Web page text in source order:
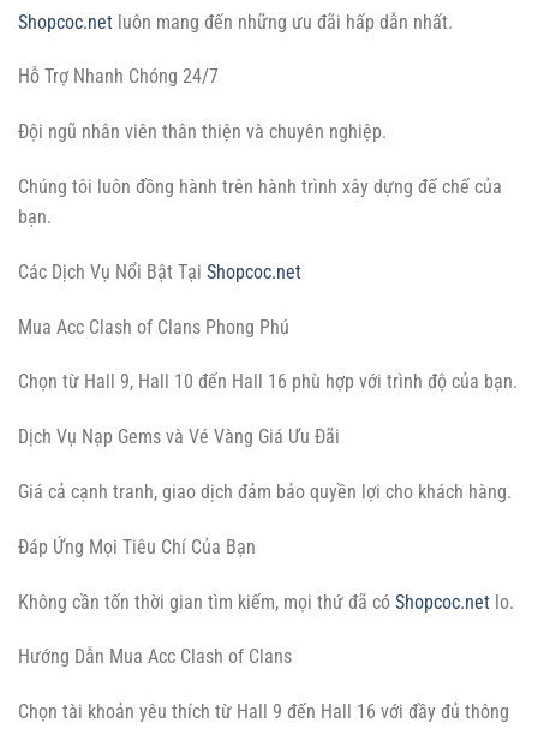
Shopcoc.net luôn mang đến những ưu đãi hấp dẫn nhất.
Hỗ Trợ Nhanh Chóng 24/7
Đội ngũ nhân viên thân thiện và chuyên nghiệp.
Chúng tôi luôn đồng hành trên hành trình xây dựng đế chế của
bạn.
Các Dịch Vụ Nổi Bật Tại Shopcoc.net
Mua Acc Clash of Clans Phong Phú
Chọn từ Hall 9, Hall 10 đến Hall 16 phù hợp với trình độ của bạn.
Dịch Vụ Nạp Gems và Vé Vàng Giá Ưu Đãi
Giá cả cạnh tranh, giao dịch đảm bảo quyền lợi cho khách hàng.
Đáp Ứng Mọi Tiêu Chí Của Bạn
Không cần tốn thời gian tìm kiếm, mọi thứ đã có Shopcoc.net lo.
Hướng Dẫn Mua Acc Clash of Clans
Chọn tài khoản yêu thích từ Hall 9 đến Hall 16 với đầy đủ thông